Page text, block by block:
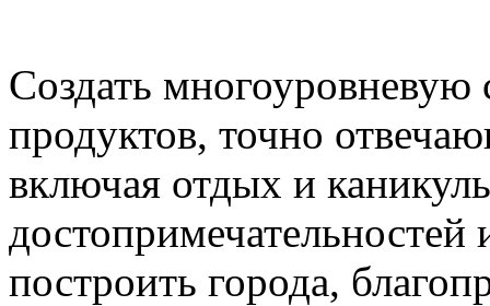
Создать многоуровневую
продуктов, точно
включая отдых и
построить города,